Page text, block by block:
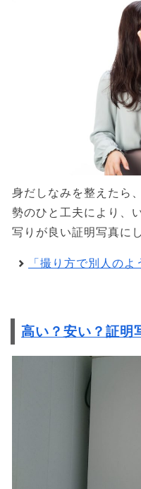
身だしなみを整えたら
勢のひと工夫により、
写りが良い証明写真に
「撮り方で別人の
高い？安い？証明